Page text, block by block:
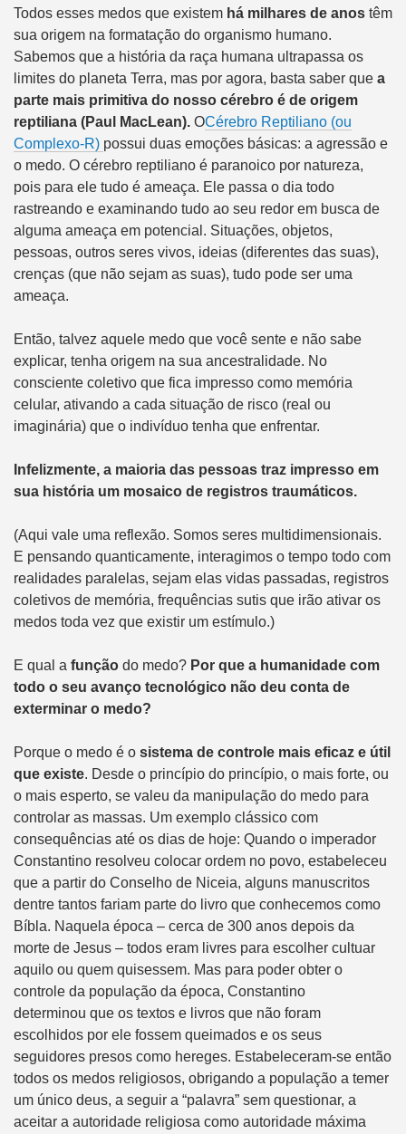
Todos esses medos que existemhá milhares de anostêm
sua origem na formatação do organismo humano.
Sabemos que a história da raça humana ultrapassa os
limites do planeta Terra, mas por agora, basta saber que a
parte mais primitiva do nosso cérebro é de origem
reptiliana (Paul MacLean).OCérebro Reptiliano (ou
Complexo-R) possui duas emoções básicas: a agressão e
o medo. O cérebro reptiliano é paranoico por natureza,
pois para ele tudo é ameaça. Ele passa o dia todo
rastreando e examinando tudo ao seu redor em busca de
alguma ameaça em potencial. Situações, objetos,
pessoas, outros seres vivos, ideias (diferentes das suas),
crenças (que não sejam as suas), tudo pode ser uma
ameaça.
Então, talvez aquele medo que você sente e não sabe
explicar, tenha origem na sua ancestralidade. No
consciente coletivo que fica impresso como memória
celular, ativando a cada situação de risco (real ou
imaginária) que o indivíduo tenha que enfrentar.
Infelizmente, a maioria das pessoas traz impresso em
sua história um mosaico de registros traumáticos.
(Aqui vale uma reflexão. Somos seres multidimensionais.
E pensando quanticamente, interagimos o tempo todo com
realidades paralelas, sejam elas vidas passadas, registros
coletivos de memória, frequências sutis que irão ativar os
medos toda vez que existir um estímulo.)
E qual a funçãodo medo? Por que a humanidade com
todo o seu avanço tecnológico não deu conta de
exterminar o medo?
Porque o medo é o sistema de controle mais eficaz e útil
que existe. Desde o princípio do princípio, o mais forte, ou
o mais esperto, se valeu da manipulação do medo para
controlar as massas. Um exemplo clássico com
consequências até os dias de hoje: Quando o imperador
Constantino resolveu colocar ordem no povo, estabeleceu
que a partir do Conselho de Niceia, alguns manuscritos
dentre tantos fariam parte do livro que conhecemos como
Bíbla. Naquela época – cerca de 300 anos depois da
morte de Jesus – todos eram livres para escolher cultuar
aquilo ou quem quisessem. Mas para poder obter o
controle da população da época, Constantino
determinou que os textos e livros que não foram
escolhidos por ele fossem queimados e os seus
seguidores presos como hereges. Estabeleceram-se então
todos os medos religiosos, obrigando a população a temer
um único deus, a seguir a “palavra” sem questionar, a
aceitar a autoridade religiosa como autoridade máxima